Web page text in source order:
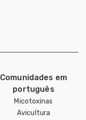
Comunidades em
português
Micotoxinas
Avicultura